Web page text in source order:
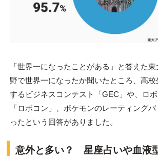
「世界一になったことがある」と答えた
野で世界一になったか聞いたところ、高
するビジネスコンテスト「GEC」や、ロ
「ロボコン」、ポケモンのレーティング
ったという回答がありました。
意外と多い？ 星座占いや血液